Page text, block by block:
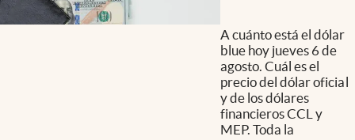
A cuánto está el dólar
blue hoy jueves 6 de
agosto. Cuál es el
precio del dólar oficial
y de los dólares
financieros CCL y
MEP. Toda la